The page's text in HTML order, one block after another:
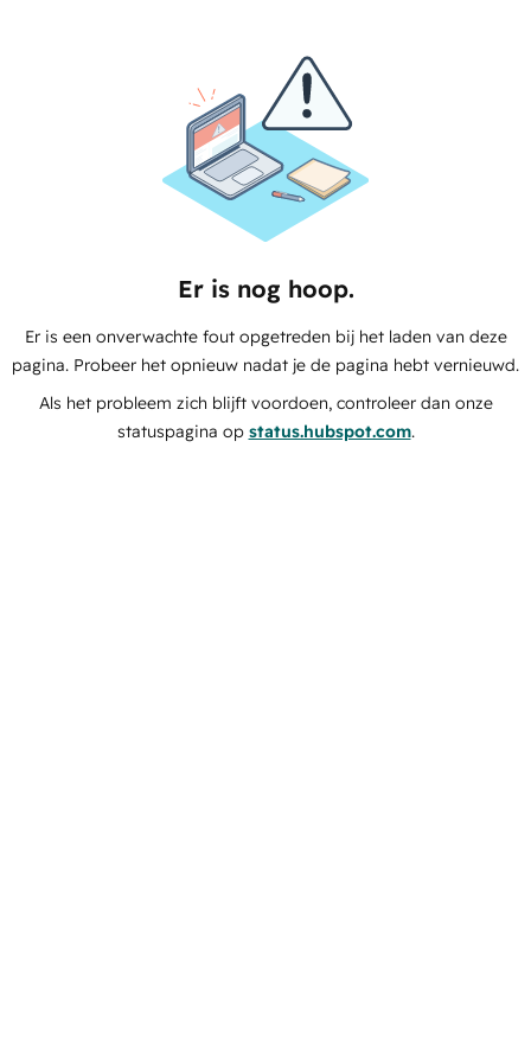
Er is nog hoop.
Er is een onverwachte fout opgetreden bij het laden van deze
pagina. Probeer het opnieuw nadat je de pagina hebt vernieuwd.
Als het probleem zich blijft voordoen, controleer dan onze
statuspagina op status.hubspot.com.